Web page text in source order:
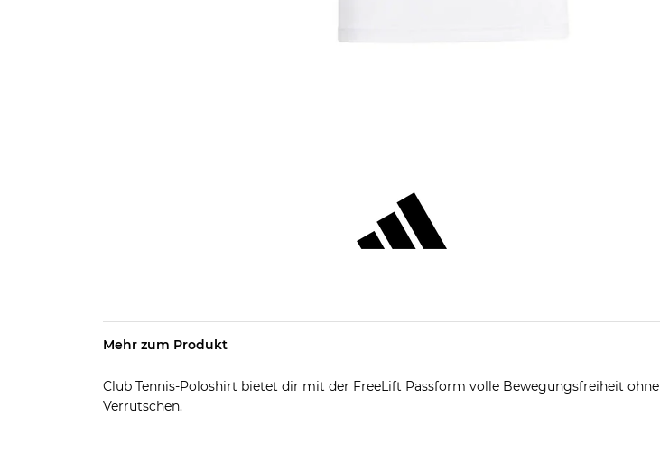
Mehr zum Produkt
Club Tennis-Poloshirt bietet dir mit der FreeLift Passform volle Bewegungsfreiheit ohne
Verrutschen.